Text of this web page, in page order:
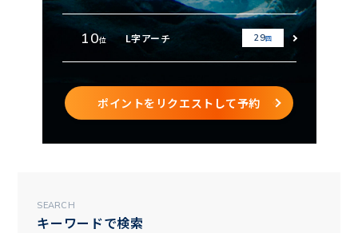
10位 L字アーチ 29回
ポイントをリクエストして予約
SEARCH
キーワードで検索